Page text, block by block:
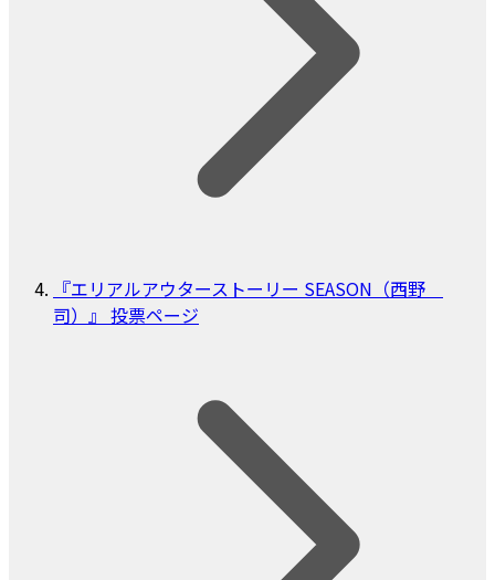
『エリアルアウターストーリー SEASON（西野
司）』 投票ページ